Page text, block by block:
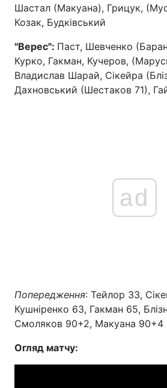
Тема оформлення
Шастал (Макуана), Грицук,
Козак, Будківський
"Верес": Паст, Шевченко
Курко, Гакман, Кучеров,
Владислав Шарай, Сікейра
Дахновський (Шестаков 71),
ad
Попередження: Тейлор 33,
Кушніренко 63, Гакман 65,
Смоляков 90+2, Макуана 90+4
Огляд матчу: